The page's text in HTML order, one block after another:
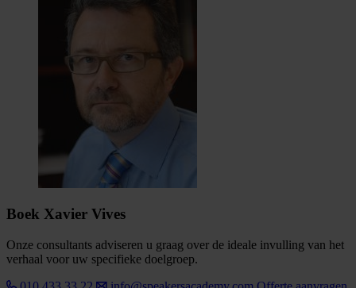
Boek Xavier Vives
Onze consultants adviseren u graag over de ideale invulling van het
verhaal voor uw specifieke doelgroep.